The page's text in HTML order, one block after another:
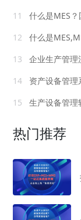
11
什么是MES
12
什么是
13
企业生产管理
14
资产设备管理
15
生产设备管理
热门推荐